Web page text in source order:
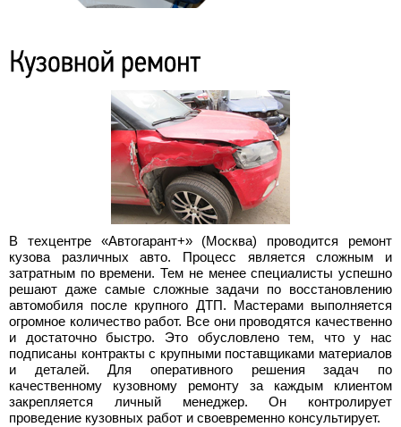
В техцентре «Автогарант+» (Москва) проводится ремонт
кузова различных авто. Процесс является сложным и
затратным по времени. Тем не менее специалисты успешно
решают даже самые сложные задачи по восстановлению
автомобиля после крупного ДТП. Мастерами выполняется
огромное количество работ. Все они проводятся качественно
и достаточно быстро. Это обусловлено тем, что у нас
подписаны контракты с крупными поставщиками материалов
и деталей. Для оперативного решения задач по
качественному кузовному ремонту за каждым клиентом
закрепляется личный менеджер. Он контролирует
проведение кузовных работ и своевременно консультирует.